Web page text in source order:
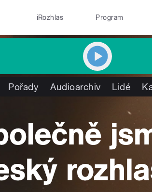
iRozhlas Program
Pořady Audioarchiv Lidé